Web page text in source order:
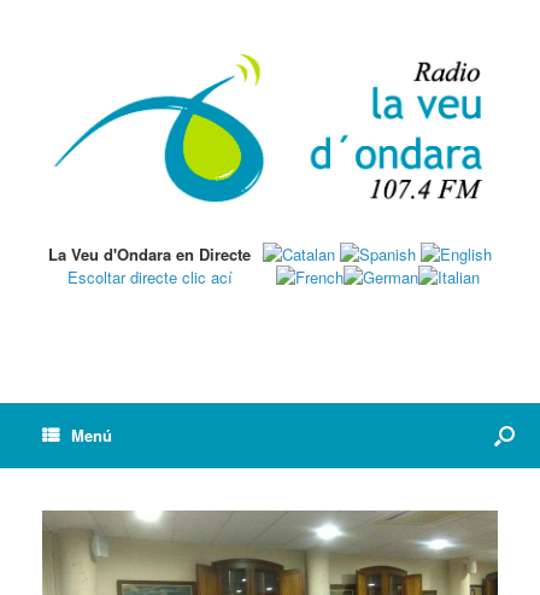
La Veu d'Ondara en Directe
Escoltar directe clic ací
Menú